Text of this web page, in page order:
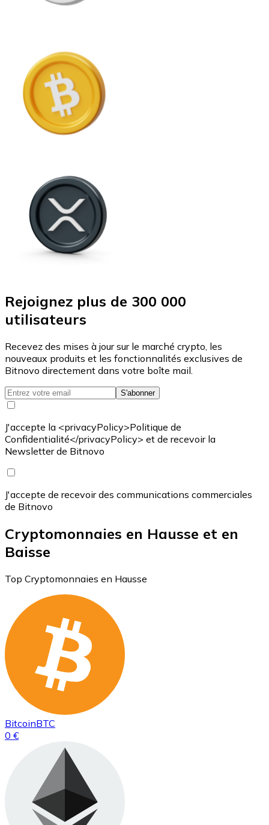
Rejoignez plus de 300 000
utilisateurs
Recevez des mises à jour sur le marché crypto, les
nouveaux produits et les fonctionnalités exclusives de
Bitnovo directement dans votre boîte mail.
S'abonner
J'accepte la <privacyPolicy>Politique de
Confidentialité</privacyPolicy> et de recevoir la
Newsletter de Bitnovo
J'accepte de recevoir des communications commerciales
de Bitnovo
Cryptomonnaies en Hausse et en
Baisse
Top Cryptomonnaies en Hausse
BitcoinBTC
0 €